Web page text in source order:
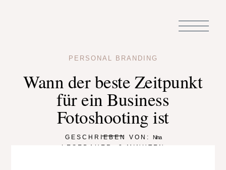
PERSONAL BRANDING
Wann der beste Zeitpunkt
für ein Business
Fotoshooting ist
GESCHRIEBEN VON: Nina
LESEDAUER: 3 MINUTEN